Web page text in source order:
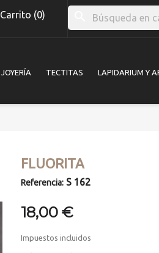
Carrito (0)
JOYERÍA TECTITAS LAPIDARIUM Y
FLUORITA
Referencia: S 162
18,00 €
Impuestos incluidos